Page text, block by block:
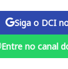
Siga o DCI
Entre no canal